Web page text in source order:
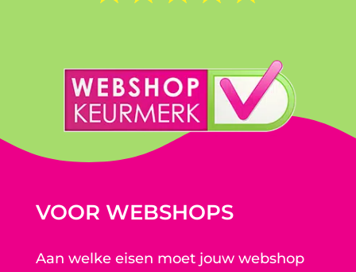
VOOR WEBSHOPS
Aan welke eisen moet jouw webshop